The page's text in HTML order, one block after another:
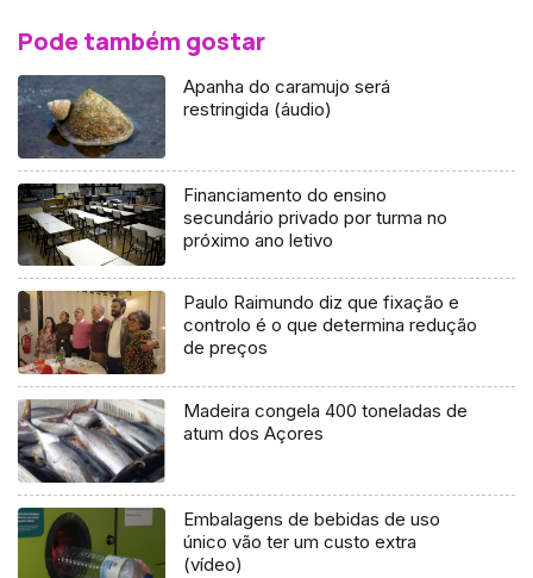
Pode também gostar
Apanha do caramujo será
restringida (áudio)
Financiamento do ensino
secundário privado por turma no
próximo ano letivo
Paulo Raimundo diz que fixação e
controlo é o que determina redução
de preços
Madeira congela 400 toneladas de
atum dos Açores
Embalagens de bebidas de uso
único vão ter um custo extra
(vídeo)